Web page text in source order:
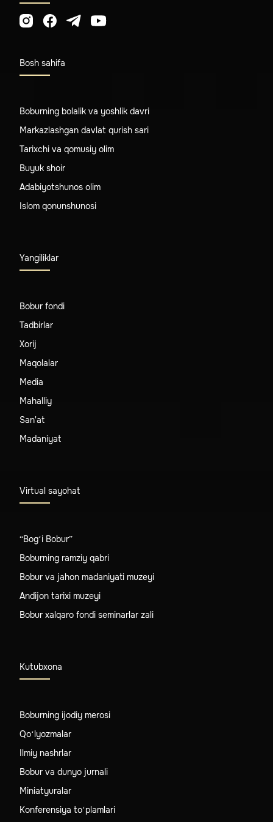
Bosh sahifa
Boburning bolalik va yoshlik davri
Markazlashgan davlat qurish sari
Tarixchi va qomusiy olim
Buyuk shoir
Adabiyotshunos olim
Islom qonunshunosi
Yangiliklar
Bobur fondi
Tadbirlar
Xorij
Maqolalar
Media
Mahalliy
San'at
Madaniyat
Virtual sayohat
“Bog‘i Bobur”
Boburning ramziy qabri
Bobur va jahon madaniyati muzeyi
Andijon tarixi muzeyi
Bobur xalqaro fondi seminarlar zali
Kutubxona
Boburning ijodiy merosi
Qo‘lyozmalar
Ilmiy nashrlar
Bobur va dunyo jurnali
Miniatyuralar
Konferensiya to‘plamlari